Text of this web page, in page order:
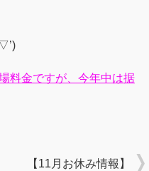
料金ですが、今年中は据
【11月お休み情報】